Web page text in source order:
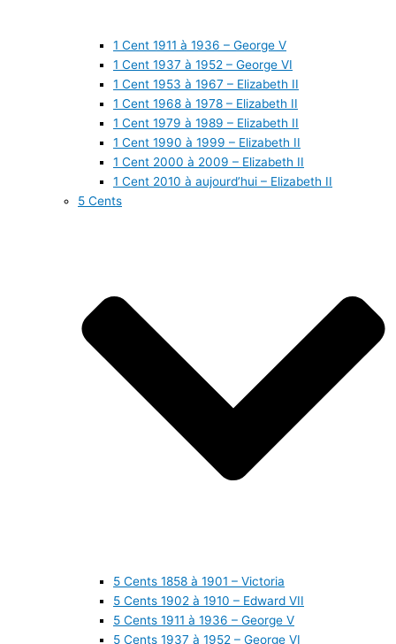
1 Cent 1911 à 1936 – George V
1 Cent 1937 à 1952 – George VI
1 Cent 1953 à 1967 – Elizabeth II
1 Cent 1968 à 1978 – Elizabeth II
1 Cent 1979 à 1989 – Elizabeth II
1 Cent 1990 à 1999 – Elizabeth II
1 Cent 2000 à 2009 – Elizabeth II
1 Cent 2010 à aujourd’hui – Elizabeth II
5 Cents
5 Cents 1858 à 1901 – Victoria
5 Cents 1902 à 1910 – Edward VII
5 Cents 1911 à 1936 – George V
5 Cents 1937 à 1952 – George VI